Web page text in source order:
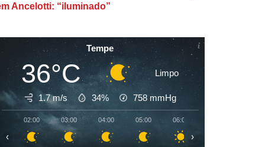
Ancelotti: “iluminado”
Tempe
36°C Limpo
1.7 m/s 34% 758 mmHg
02:00 03:00 04:00 05:00 06:00
‹ ›